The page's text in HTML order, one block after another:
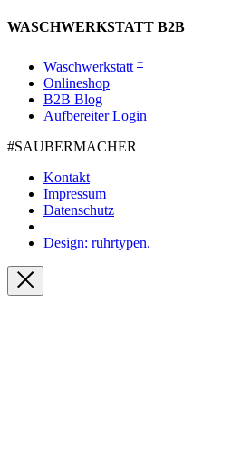
WASCHWERKSTATT B2B
Waschwerkstatt +
Onlineshop
B2B Blog
Aufbereiter Login
#SAUBER­MACHER
Kontakt
Impressum
Datenschutz
Design: ruhrtypen.